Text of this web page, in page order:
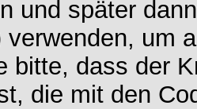
und später
verwenden, um
bitte, dass der
die mit den